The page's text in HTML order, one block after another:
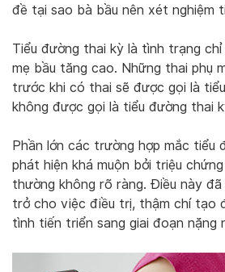
đề tại sao bà bầu nên xét nghiệm
Tiểu đường thai kỳ là tình trạng
mẹ bầu tăng cao. Những thai phụ
trước khi có thai sẽ được gọi là
không được gọi là tiểu đường thai
Phần lớn các trường hợp mắc tiểu
phát hiện khá muộn bởi triệu
thường không rõ ràng. Điều này
trở cho việc điều trị, thậm chí tạo
tình tiến triển sang giai đoạn nặng